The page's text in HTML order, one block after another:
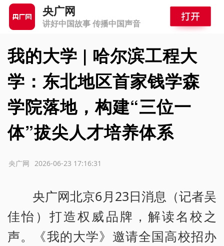
央广网
讲好中国故事 传播中国声音
我的大学 | 哈尔滨工程大
学：东北地区首家钱学森
学院落地，构建“三位一
体”拔尖人才培养体系
2026-06-23 17:16:31
央广网
央广网北京6月23日消息（记者吴
佳怡）打造权威品牌，解读名校之
声。《我的大学》邀请全国高校招办